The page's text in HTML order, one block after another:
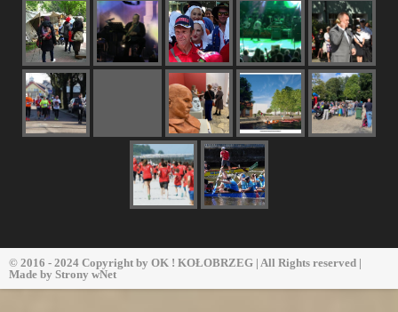
© 2016 - 2024 Copyright by OK ! KOŁOBRZEG | All Rights reserved |
Made by Strony wNet